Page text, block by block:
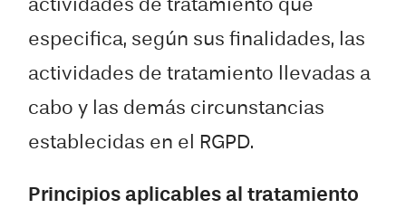
actividades de tratamiento que
especifica, según sus finalidades, las
actividades de tratamiento llevadas a
cabo y las demás circunstancias
establecidas en el RGPD.
Principios aplicables al tratamiento